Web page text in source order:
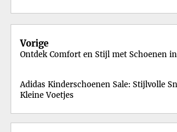
Berichtnavigatie
Vorige
Ontdek Comfort en Stijl met Schoenen
Adidas Kinderschoenen Sale: Stijlvolle
Kleine Voetjes